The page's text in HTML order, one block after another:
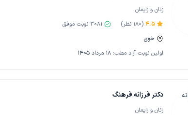
زنان و زایمان
4.5
(
180 نظر) 3081 نوبت موفق
خوی
اولین نوبت آزاد مطب: 18 مرداد 1405
دکتر فرزانه فرهنگ
زنان و زایمان